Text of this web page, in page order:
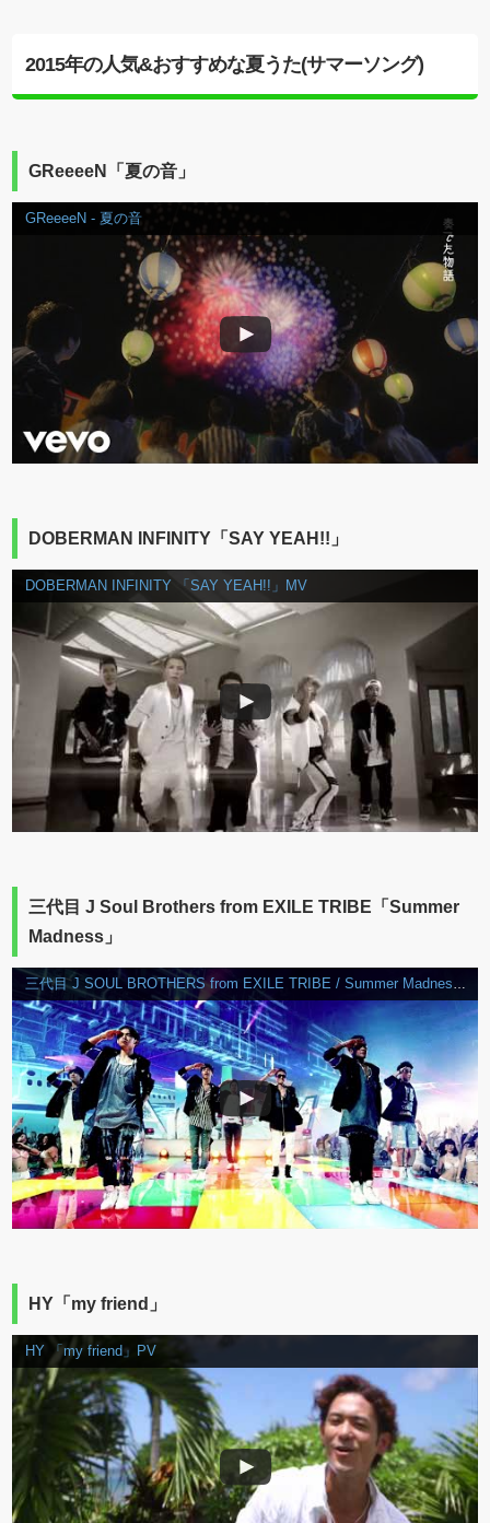
2015年の人気&おすすめな夏うた(サマーソング)
GReeeeN「夏の音」
GReeeeN - 夏の音
DOBERMAN INFINITY「SAY YEAH!!」
DOBERMAN INFINITY 「SAY YEAH!!」MV
三代目 J Soul Brothers from EXILE TRIBE「Summer
Madness」
HY「my friend」
HY 「my friend」PV